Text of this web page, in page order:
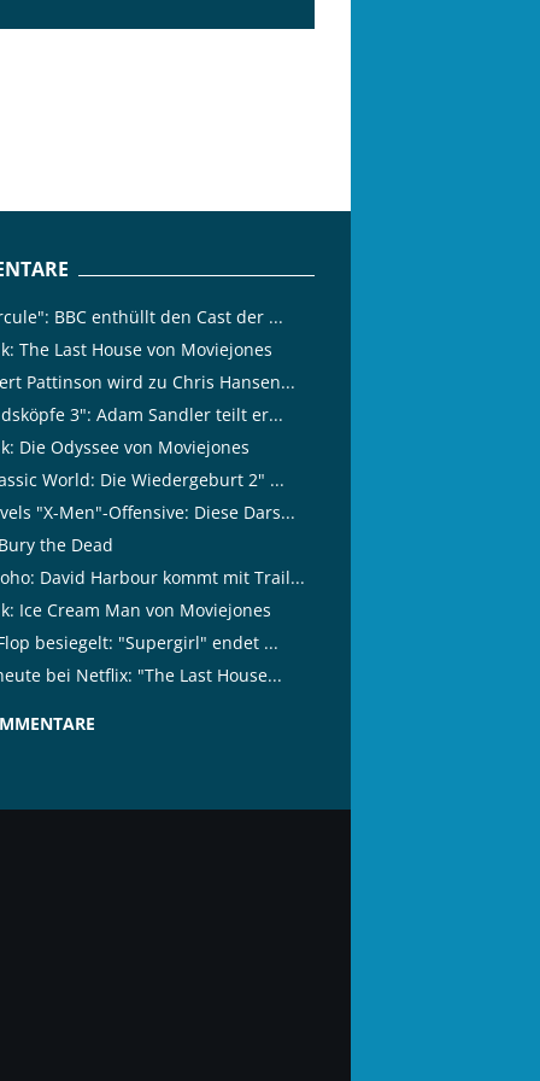
BBC enthüllt den Cast der ...
The Last House von Moviejones
Pattinson wird zu Chris Hansen...
3": Adam Sandler teilt er...
Die Odyssee von Moviejones
World: Die Wiedergeburt 2" ...
"X-Men"-Offensive: Diese Dars...
the Dead
David Harbour kommt mit Trail...
Ice Cream Man von Moviejones
besiegelt: "Supergirl" endet ...
bei Netflix: "The Last House...